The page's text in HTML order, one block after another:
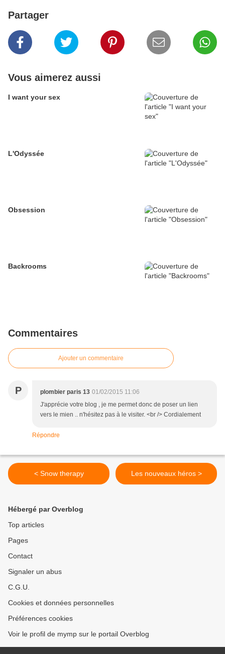
Partager
Vous aimerez aussi
I want your sex
L'Odyssée
Obsession
Backrooms
Commentaires
Ajouter un commentaire
P plombier paris 13 01/02/2015 11:06
J'apprécie votre blog , je me permet donc de poser un lien
vers le mien .. n'hésitez pas à le visiter. <br /> Cordialement
Répondre
< Snow therapy Les nouveaux héros >
Hébergé par Overblog
Top articles
Pages
Contact
Signaler un abus
C.G.U.
Cookies et données personnelles
Préférences cookies
Voir le profil de mymp sur le portail Overblog